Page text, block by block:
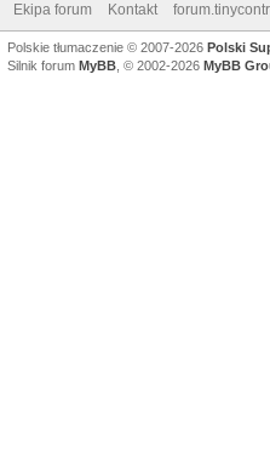
Ekipa forum Kontakt
Polskie tłumaczenie © 2007-2026 Polski
Silnik forum MyBB , © 2002-2026 MyBB